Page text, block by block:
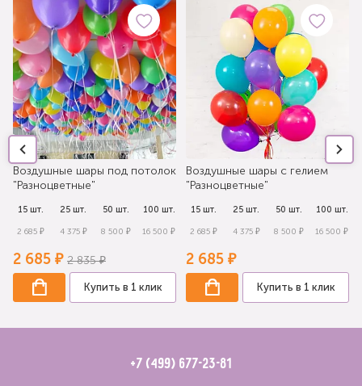
Воздушные шары под потолок
"Разноцветные"
15 шт.
2 685 ₽
25 шт.
4 375 ₽
50 шт.
8 500 ₽
100 шт.
16 500 ₽
2 685 ₽ 2 835 ₽
Купить в 1 клик
Воздушные шары с гелием
"Разноцветные"
15 шт.
2 685 ₽
25 шт.
4 375 ₽
50 шт.
8 500 ₽
100 шт.
16 500 ₽
2 685 ₽
Купить в 1 клик
+7 (499) 677-23-81